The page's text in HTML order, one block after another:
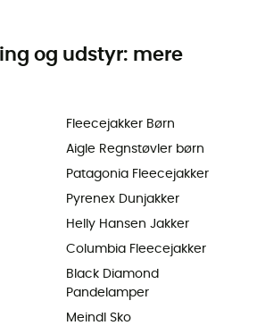
og udstyr: mere
Fleecejakker Børn
Aigle Regnstøvler børn
Patagonia Fleecejakker
Pyrenex Dunjakker
Helly Hansen Jakker
Columbia Fleecejakker
Black Diamond
Pandelamper
Meindl Sko